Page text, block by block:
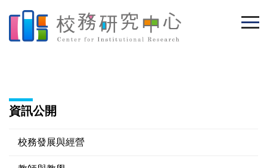
主
資訊公開
校務發展與經營